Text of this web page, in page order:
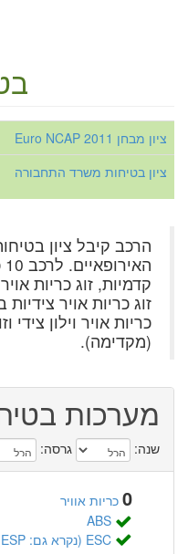
ציון מבחן Euro NCAP 2011
ציון בטיחות משרד התחבורה
הרכב קיבל ציון
קדמיות, זוג כריות
זוג כריות אויר
כריות אויר וילון צידי
(מקדימה).
מערכות
שנה: גרסה:
0 כריות אוויר
ABS
ESC (נקרא גם: ESP)